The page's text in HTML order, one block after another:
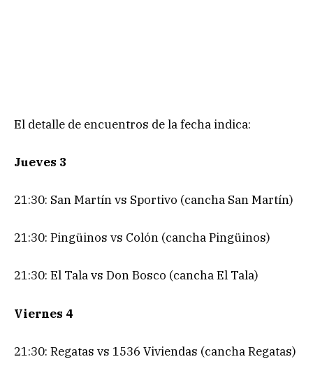
El detalle de encuentros de la fecha indica:
Jueves 3
21:30: San Martín vs Sportivo (cancha San Martín)
21:30: Pingüinos vs Colón (cancha Pingüinos)
21:30: El Tala vs Don Bosco (cancha El Tala)
Viernes 4
21:30: Regatas vs 1536 Viviendas (cancha Regatas)